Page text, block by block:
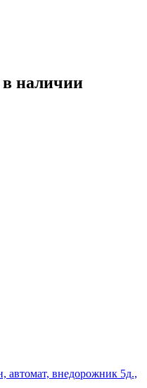
в наличии
автомат, внедорожник 5д.,